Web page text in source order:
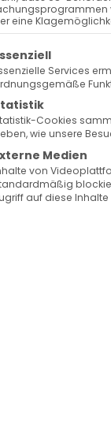
eine
eine Liste
Services
Cookies
wie unsere
Medien
von
auf diese